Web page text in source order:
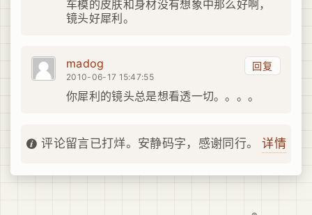
车模的皮肤和身材没有想象中那么好啊，
镜头好犀利。
回复
madog
2010-06-17 15:47:55
你犀利的镜头总是想看透一切。。。。
评论留言已打烊。安静码字，感谢同行。 详情